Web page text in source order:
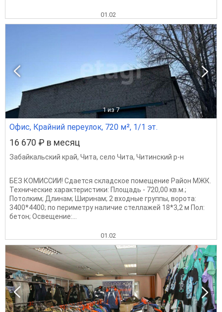
01.02
1 из 7
Офис, Крайний переулок, 720 м², 1/1 эт.
16 670 ₽ в месяц
Забайкальский край, Чита, село Чита, Читинский р-н
БЕЗ КОМИССИИ! Сдается складское помещение Район МЖК.
Технические характеристики: Площадь - 720,00 кв.м.;
Потолким; Длинам; Ширинам; 2 входные группы, ворота:
3400*4400; по периметру наличие стеллажей 18*3,2 м Пол:
бетон; Освещение:...
01.02